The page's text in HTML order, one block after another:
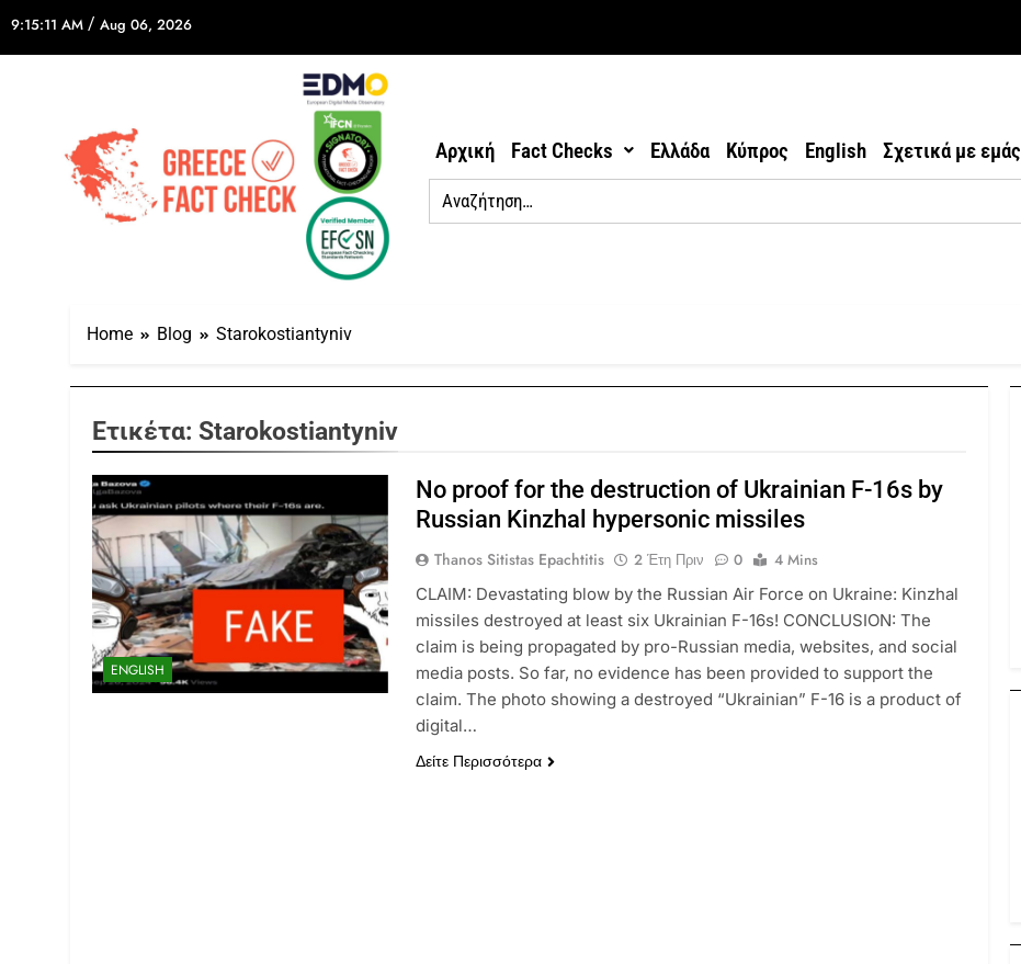
9:15:11 AM / Aug 06, 2026
Αρχική Fact Checks Ελλάδα Κύπρος English Σχετικά με εμάς
Home Blog Starokostiantyniv
Ετικέτα: Starokostiantyniv
ENGLISH
No proof for the destruction of Ukrainian F-16s by
Russian Kinzhal hypersonic missiles
Thanos Sitistas Epachtitis 2 Έτη Πριν 0
4 Mins
CLAIM: Devastating blow by the Russian Air Force on Ukraine: Kinzhal
missiles destroyed at least six Ukrainian F-16s! CONCLUSION: The
claim is being propagated by pro-Russian media, websites, and social
media posts. So far, no evidence has been provided to support the
claim. The photo showing a destroyed “Ukrainian” F-16 is a product of
digital…
Δείτε Περισσότερα